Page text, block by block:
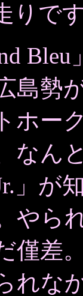
りで
Bleu
島勢
ホー
なん
」
やら
僅差
れな